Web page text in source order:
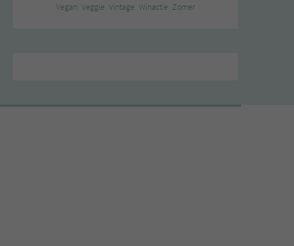
Vegan Veggie Vintage Winactie Zomer